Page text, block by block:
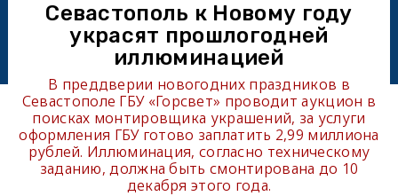
Севастополь к Новому году
украсят прошлогодней
иллюминацией
В преддверии новогодних праздников в
Севастополе ГБУ «Горсвет» проводит аукцион в
поисках монтировщика украшений, за услуги
оформления ГБУ готово заплатить 2,99 миллиона
рублей. Иллюминация, согласно техническому
заданию, должна быть смонтирована до 10
декабря этого года.